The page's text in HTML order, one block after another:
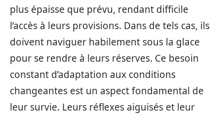
plus épaisse que prévu, rendant difficile
l’accès à leurs provisions. Dans de tels cas, ils
doivent naviguer habilement sous la glace
pour se rendre à leurs réserves. Ce besoin
constant d’adaptation aux conditions
changeantes est un aspect fondamental de
leur survie. Leurs réflexes aiguisés et leur